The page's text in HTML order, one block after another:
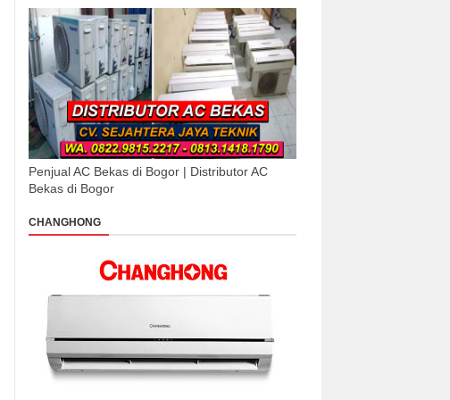
Penjual AC Bekas di Bogor | Distributor AC
Bekas di Bogor
CHANGHONG